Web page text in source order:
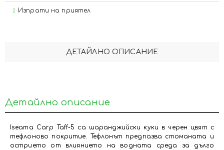
Изпрати на приятел
ДЕТАЙЛНО ОПИСАНИЕ
Детайлно описание
Iseama Carp Taff-5 са шаранджийски куки в черен цвят с
тефлоново покритие. Тефлонът предпазва стоманата и
острието от влиянието на водната среда за дълго